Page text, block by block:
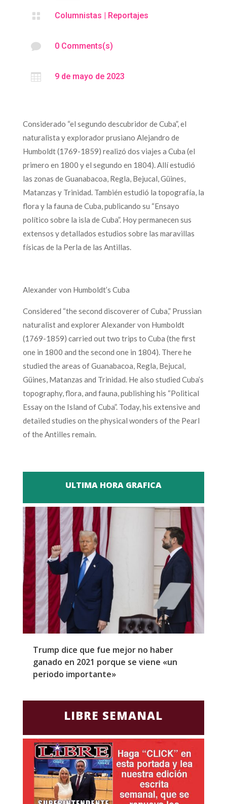
 Columnistas | Reportajes
 0 Comments(s)
 9 de mayo de 2023
Considerado “el segundo descubridor de Cuba”, el
naturalista y explorador prusiano Alejandro de
Humboldt (1769-1859) realizó dos viajes a Cuba (el
primero en 1800 y el segundo en 1804). Allí estudió
las zonas de Guanabacoa, Regla, Bejucal, Güines,
Matanzas y Trinidad. También estudió la topografía, la
flora y la fauna de Cuba, publicando su “Ensayo
político sobre la isla de Cuba”. Hoy permanecen sus
extensos y detallados estudios sobre las maravillas
físicas de la Perla de las Antillas.
Alexander von Humboldt’s Cuba
Considered “the second discoverer of Cuba,” Prussian
naturalist and explorer Alexander von Humboldt
(1769-1859) carried out two trips to Cuba (the first
one in 1800 and the second one in 1804). There he
studied the areas of Guanabacoa, Regla, Bejucal,
Güines, Matanzas and Trinidad. He also studied Cuba’s
topography, flora, and fauna, publishing his “Political
Essay on the Island of Cuba”. Today, his extensive and
detailed studies on the physical wonders of the Pearl
of the Antilles remain.
ULTIMA HORA GRAFICA
Trump dice que fue mejor no haber
ganado en 2021 porque se viene «un
periodo importante»
LIBRE SEMANAL